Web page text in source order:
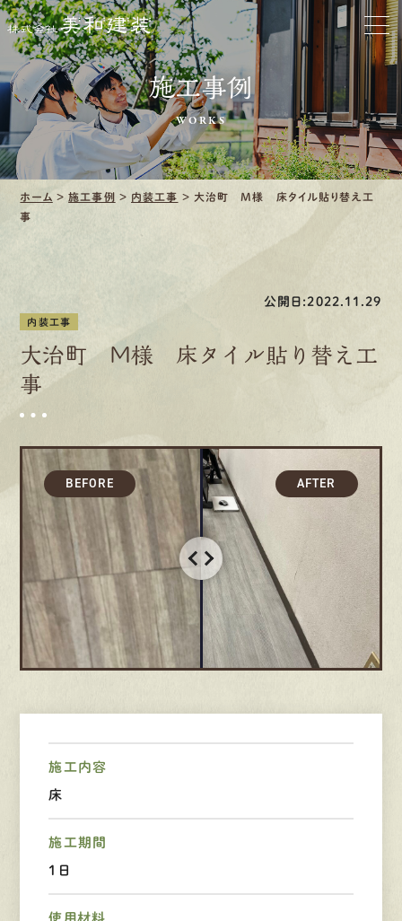
ホーム
お家をきれいに
会社をきれいに
クリーニング
施工事例
募集要項
先輩インタビュー
エントリー
有 資 格 者 が、無料 建物 診断いたします!!
0120-44-2605
営業時間 8:00−18:00 ｜
施工事例
WORKS
ホーム >施工事例 > 内装工事 > 大治町 M様 床タイル貼り替え工
事
公開日:2022.11.29
内装工事
大治町 M様 床タイル貼り替え工
事
施工内容
床
施工期間
１日
使用材料